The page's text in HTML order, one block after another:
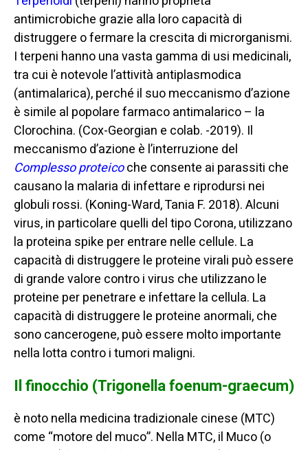
antimicrobiche grazie alla loro capacità di
distruggere o fermare la crescita di microrganismi.
I terpeni hanno una vasta gamma di usi medicinali,
tra cui è notevole l’attività antiplasmodica
(antimalarica), perché il suo meccanismo d’azione
è simile al popolare farmaco antimalarico – la
Clorochina. (Cox-Georgian e colab. -2019). Il
meccanismo d’azione è l’interruzione del
Complessoproteicoche consente ai parassiti che
causano la malaria di infettare e riprodursi nei
globuli rossi. (Koning-Ward, Tania F. 2018). Alcuni
virus, in particolare quelli del tipo Corona, utilizzano
la proteina spike per entrare nelle cellule. La
capacità di distruggere le proteine virali può essere
di grande valore contro i virus che utilizzano le
proteine per penetrare e infettare la cellula. La
capacità di distruggere le proteine anormali, che
sono cancerogene, può essere molto importante
nella lotta contro i tumori maligni.
Il finocchio (Trigonella foenum-graecum)
è noto nella medicina tradizionale cinese (MTC)
come “motore del muco”. Nella MTC, il Muco (o